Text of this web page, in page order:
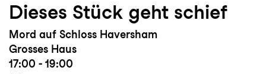
Dieses Stück geht schief
Mord auf Schloss Haversham
Grosses Haus
17:00 - 19:00